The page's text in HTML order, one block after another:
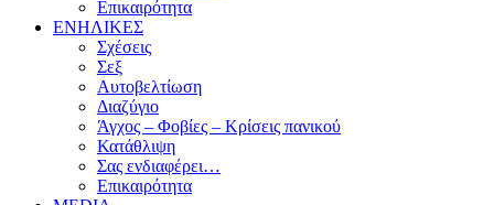
Επικαιρότητα
ΕΝΗΛΙΚΕΣ
Σχέσεις
Σεξ
Αυτοβελτίωση
Διαζύγιο
Άγχος – Φοβίες – Κρίσεις πανικού
Κατάθλιψη
Σας ενδιαφέρει…
Επικαιρότητα